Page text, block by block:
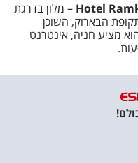
Hotel
– מלון בדרגת
של תקופת הבארוק, השוכן
והוא מציע חניה, אינטרנט